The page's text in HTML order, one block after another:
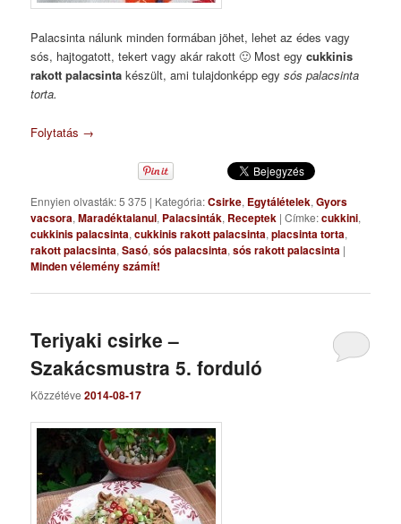
Palacsinta nálunk minden formában jöhet, lehet az édes vagy
sós, hajtogatott, tekert vagy akár rakott 🙂 Most egycukkinis
rakott palacsinta készült, ami tulajdonképp egysós palacsinta
torta.
Folytatás →
Ennyien olvasták: 5 375 | Kategória:Csirke, Egytálételek,Gyors
vacsora,Maradéktalanul, Palacsinták, Receptek |Címke:cukkini,
cukkinis palacsinta,cukkinis rakott palacsinta,placsinta torta,
rakott palacsinta,Sasó,sós palacsinta,sós rakott palacsinta |
Minden vélemény számít!
Teriyaki csirke –
Szakácsmustra 5. forduló
Közzétéve2014-08-17